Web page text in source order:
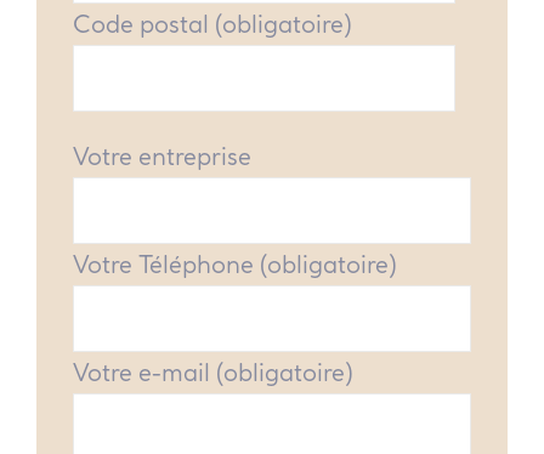
Code postal (obligatoire)
Votre entreprise
Votre Téléphone (obligatoire)
Votre e-mail (obligatoire)